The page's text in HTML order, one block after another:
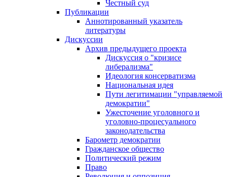
Честный суд
Публикации
Аннотированный указатель
литературы
Дискуссии
Архив предыдущего проекта
Дискуссия о "кризисе
либерализма"
Идеология консерватизма
Национальная идея
Пути легитимации "управляемой
демократии"
Ужесточение уголовного и
уголовно-процесуального
законодательства
Барометр демократии
Гражданское общество
Политический режим
Право